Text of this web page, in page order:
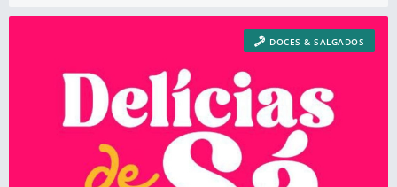
DOCES & SALGADOS